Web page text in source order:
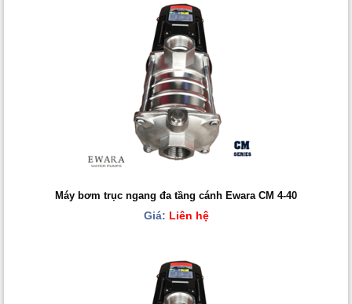
Máy bơm trục ngang đa tầng cánh Ewara CM 4-40
Giá: Liên hệ